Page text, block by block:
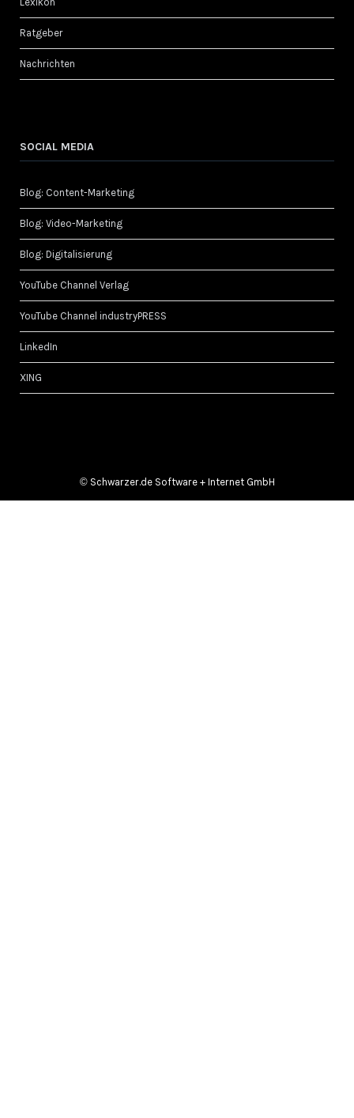
Ratgeber
Nachrichten
SOCIAL MEDIA
Blog: Content-Marketing
Blog: Video-Marketing
Blog: Digitalisierung
YouTube Channel Verlag
YouTube Channel industryPRESS
LinkedIn
XING
© Schwarzer.de Software + Internet GmbH